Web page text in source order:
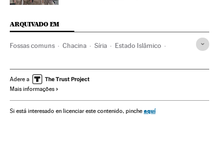
ARQUIVADO EM
Fossas comuns Chacina Síria Estado Islâmico
Ação militar Islã Jihadismo
Grupos terroristas
Adere a
Mais informações
Si está interesado en licenciar este contenido, pinche aquí